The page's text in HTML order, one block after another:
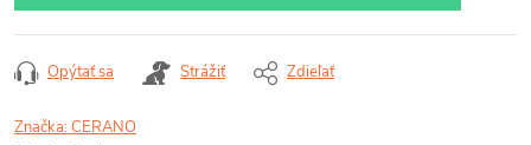
Opýtať sa Strážiť Zdieľať
Značka:CERANO